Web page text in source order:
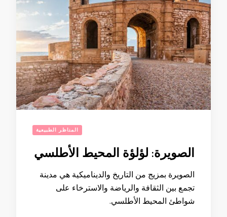
المناظر الطبيعية
الصويرة: لؤلؤة المحيط الأطلسي
الصويرة بمزيج من التاريخ والديناميكية هي مدينة
تجمع بين الثقافة والرياضة والاسترخاء على
شواطئ المحيط الأطلسي.